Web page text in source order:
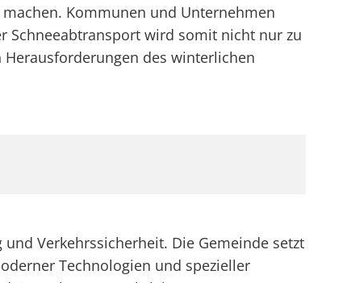
Kommunen und Unternehmen
Schneeabtransport wird somit nicht nur zu
des winterlichen
Verkehrssicherheit. Die Gemeinde setzt
Technologien und spezieller